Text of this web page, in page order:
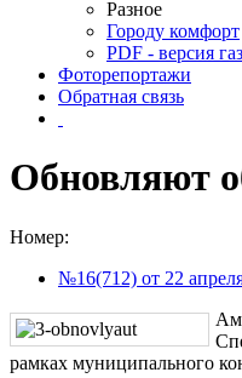
Разное
Городу комфорт
PDF - версия
Фоторепортажи
Обратная связь
Обновляют
Номер:
№16(712) от 22
рамках муниципального